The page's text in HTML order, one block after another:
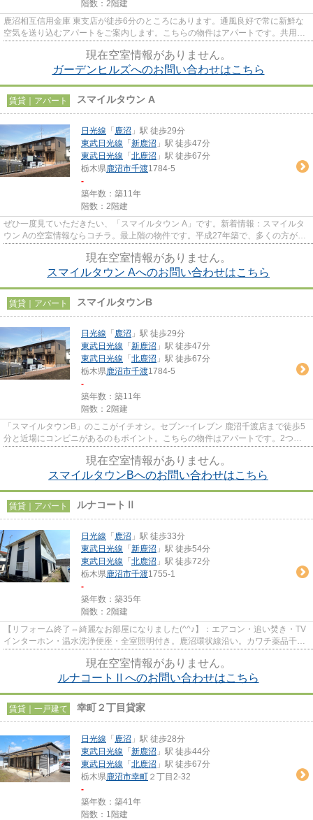
階数：2階建
鹿沼相互信用金庫 東支店が徒歩6分のところにあります。通風良好で常に新鮮な
空気を送り込むアパートをご案内します。こちらの物件はアパートです。共用部
現在空室情報がありません。
ガーデンヒルズへのお問い合わせはこちら
賃貸｜アパート スマイルタウン A
日光線 「 鹿沼 」駅 徒歩29分
東武日光線 「 新鹿沼 」駅 徒歩47分
東武日光線 「 北鹿沼 」駅 徒歩67分
栃木県鹿沼市千渡1784-5
-
築年数：築11年
階数：2階建
ぜひ一度見ていただきたい、「スマイルタウン A」です。新着情報：スマイルタ
ウン Aの空室情報ならコチラ。最上階の物件です。平成27年築で、多くの方がご
現在空室情報がありません。
スマイルタウン Aへのお問い合わせはこちら
賃貸｜アパート スマイルタウンB
日光線 「 鹿沼 」駅 徒歩29分
東武日光線 「 新鹿沼 」駅 徒歩47分
東武日光線 「 北鹿沼 」駅 徒歩67分
栃木県鹿沼市千渡1784-5
-
築年数：築11年
階数：2階建
「スマイルタウンB」のここがイチオシ。セブンｰイレブン 鹿沼千渡店まで徒歩5
分と近場にコンビニがあるのもポイント。こちらの物件はアパートです。2つの
現在空室情報がありません。
スマイルタウンBへのお問い合わせはこちら
賃貸｜アパート ルナコートⅡ
日光線 「 鹿沼 」駅 徒歩33分
東武日光線 「 新鹿沼 」駅 徒歩54分
東武日光線 「 北鹿沼 」駅 徒歩72分
栃木県鹿沼市千渡1755-1
-
築年数：築35年
階数：2階建
【リフォーム終了⇔綺麗なお部屋になりました(^^♪】：エアコン・追い焚き・TV
インターホン・温水洗浄便座・全室照明付き。鹿沼環状線沿い。カワチ薬品千渡
現在空室情報がありません。
ルナコートⅡへのお問い合わせはこちら
賃貸｜一戸建て 幸町２丁目貸家
日光線 「 鹿沼 」駅 徒歩28分
東武日光線 「 新鹿沼 」駅 徒歩44分
東武日光線 「 北鹿沼 」駅 徒歩67分
栃木県鹿沼市幸町 ２丁目2-32
-
築年数：築41年
階数：1階建